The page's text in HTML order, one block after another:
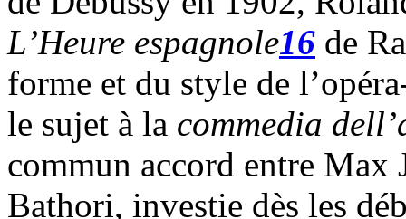
L’Heure espagnole16 de
forme et du style de
le sujet à la commedia
commun accord entre Max
Bathori, investie dès les